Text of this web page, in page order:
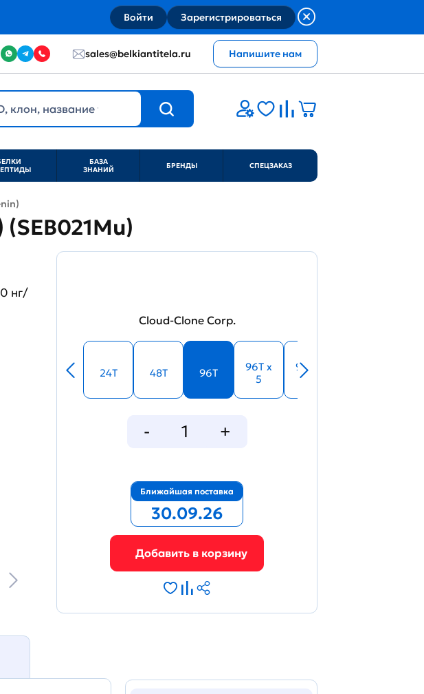
Войти Зарегистрироваться
sales@belkiantitela.ru Напишите нам
БАЗА
ЗНАНИЙ
БРЕНДЫ СПЕЦЗАКАЗ
нг/
Cloud-Clone Corp.
24T 48T 96T
96T x
5
96T x
10
Ближайшая поставка
30.09.26